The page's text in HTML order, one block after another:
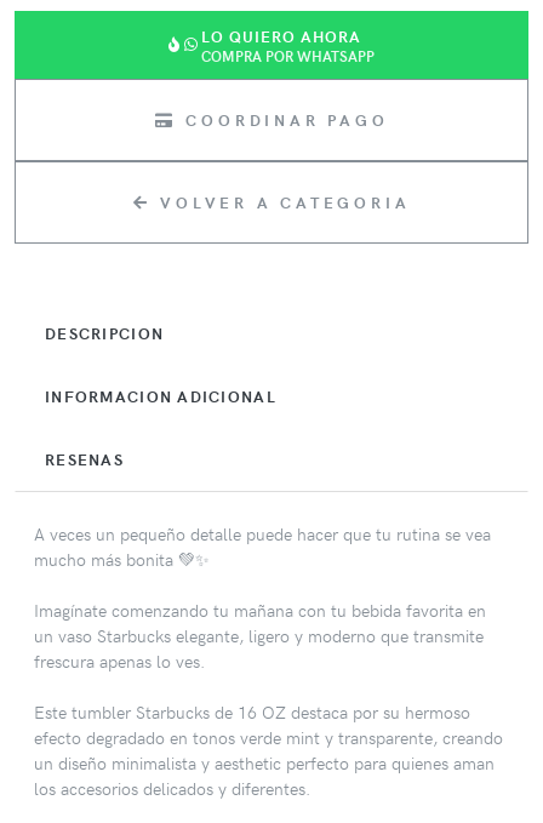
LO QUIERO AHORA
COMPRA POR WHATSAPP
COORDINAR PAGO
VOLVER A CATEGORIA
DESCRIPCION
INFORMACION ADICIONAL
RESENAS
A veces un pequeño detalle puede hacer que tu rutina se vea
mucho más bonita 💚✨
Imagínate comenzando tu mañana con tu bebida favorita en
un vaso Starbucks elegante, ligero y moderno que transmite
frescura apenas lo ves.
Este tumbler Starbucks de 16 OZ destaca por su hermoso
efecto degradado en tonos verde mint y transparente, creando
un diseño minimalista y aesthetic perfecto para quienes aman
los accesorios delicados y diferentes.